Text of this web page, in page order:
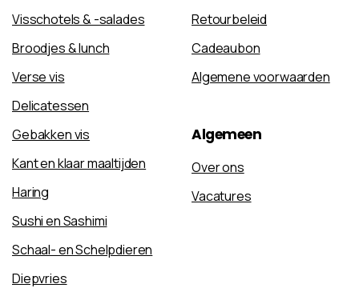
Visschotels & -salades
Broodjes & lunch
Verse vis
Delicatessen
Gebakken vis
Kant en klaar maaltijden
Haring
Sushi en Sashimi
Schaal- en Schelpdieren
Diepvries
Retourbeleid
Cadeaubon
Algemene voorwaarden
Algemeen
Over ons
Vacatures